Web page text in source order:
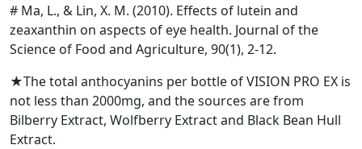
# Ma, L., & Lin, X. M. (2010). Effects of lutein and
zeaxanthin on aspects of eye health. Journal of the
Science of Food and Agriculture, 90(1), 2-12.
★The total anthocyanins per bottle of VISION PRO EX is
not less than 2000mg, and the sources are from
Bilberry Extract, Wolfberry Extract and Black Bean Hull
Extract.